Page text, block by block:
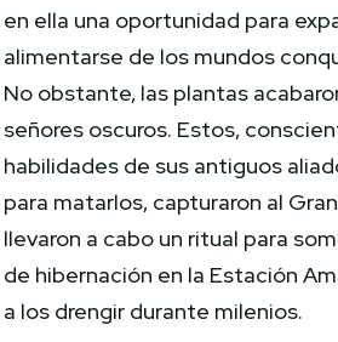
en ella una oportunidad para
alimentarse de los mundos
No obstante, las plantas
señores oscuros. Estos,
habilidades de sus antiguos
para matarlos, capturaron al
llevaron a cabo un ritual para
de hibernación en la Estación
a los drengir durante milenios.